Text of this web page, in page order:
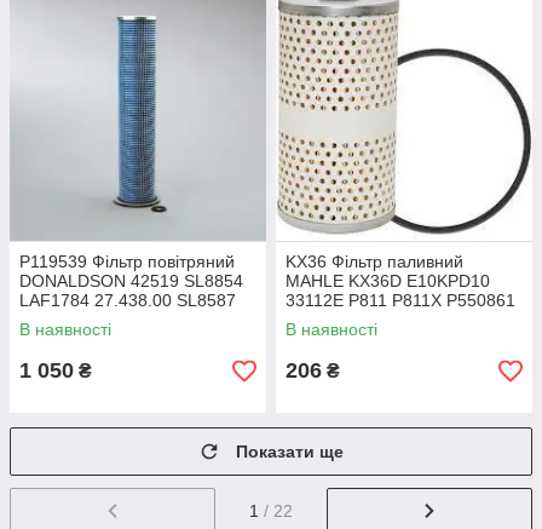
P119539 Фільтр повітряний
DONALDSON 42519 SL8854
LAF1784 27.438.00 SL8587
SL8842 AF1892
В наявності
1 050 ₴
KX36 Фільтр паливний
MAHLE KX36D E10KPD10
33112E P811 P811X P550861
FF147 P707 L61F PF950
В наявності
206 ₴
Показати ще
1 / 22